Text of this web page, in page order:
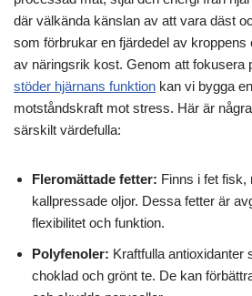
där välkända känslan av att vara däst
som förbrukar en fjärdedel av
av näringsrik kost. Genom att fokusera
stöder hjärnans funktion kan vi bygga
motståndskraft mot stress. Här är
särskilt värdefulla:
Fleromättade fetter: Finns i fet fisk,
kallpressade oljor. Dessa fetter är
flexibilitet och funktion.
Polyfenoler: Kraftfulla antioxidanter
choklad och grönt te. De kan